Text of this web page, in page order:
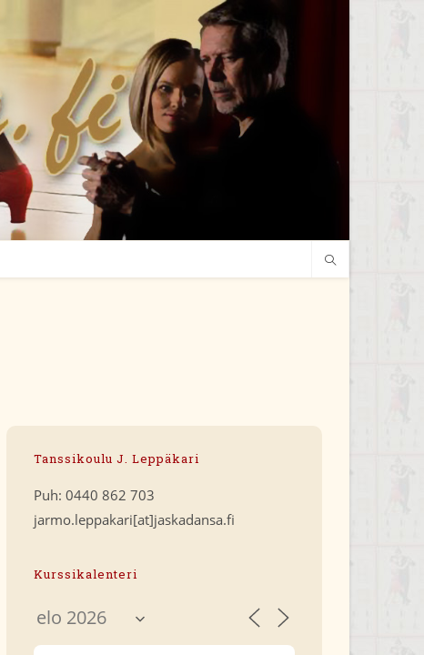
Tanssikoulu J. Leppäkari
Puh: 0440 862 703
jarmo.leppakari[at]jaskadansa.fi
Kurssikalenteri